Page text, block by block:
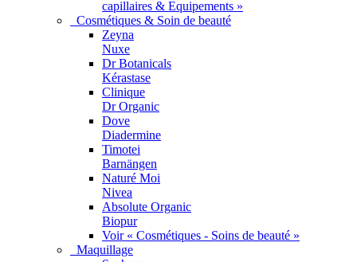
capillaires & Equipements »
Cosmétiques & Soin de beauté
Zeyna
Nuxe
Dr Botanicals
Kérastase
Clinique
Dr Organic
Dove
Diadermine
Timotei
Barnängen
Naturé Moi
Nivea
Absolute Organic
Biopur
Voir « Cosmétiques - Soins de beauté »
Maquillage